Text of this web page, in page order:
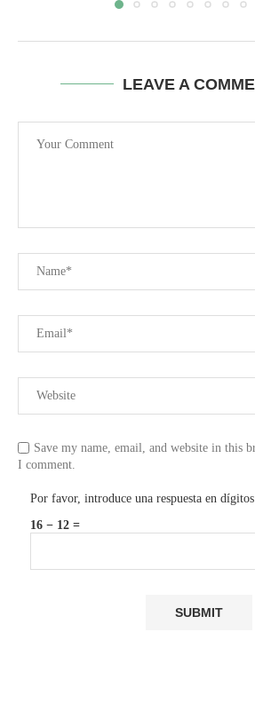
LEAVE A
Save my name, email, and website in this
I comment.
Por favor, introduce una respuesta en
16 − 12 =